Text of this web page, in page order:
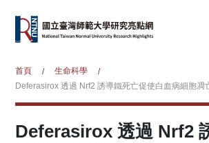
首頁 / 生命科學
/
Deferasirox 透過 Nrf2 誘導鐵死亡促使白血病細胞凋
Deferasirox 透過 Nrf2